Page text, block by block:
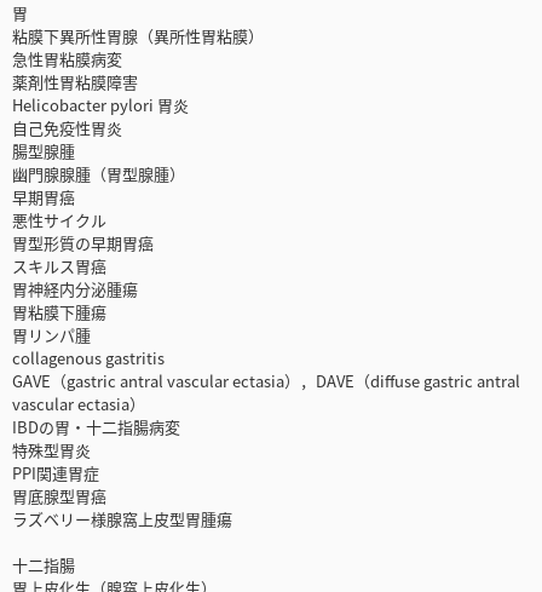
胃
粘膜下異所性胃腺（異所性胃粘膜）
急性胃粘膜病変
薬剤性胃粘膜障害
Helicobacter pylori 胃炎
自己免疫性胃炎
腸型腺腫
幽門腺腺腫（胃型腺腫）
早期胃癌
悪性サイクル
胃型形質の早期胃癌
スキルス胃癌
胃神経内分泌腫瘍
胃粘膜下腫瘍
胃リンパ腫
collagenous gastritis
GAVE（gastric antral vascular ectasia），DAVE（diffuse gastric antral
vascular ectasia）
IBDの胃・十二指腸病変
特殊型胃炎
PPI関連胃症
胃底腺型胃癌
ラズベリー様腺窩上皮型胃腫瘍
十二指腸